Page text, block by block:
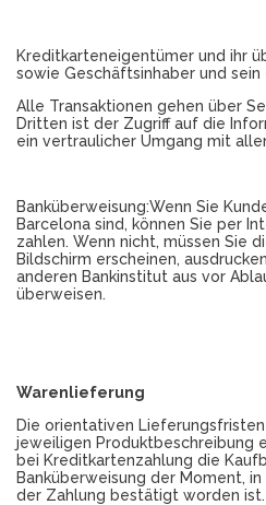
Kreditkarteneigentümer und ihr
sowie Geschäftsinhaber und
Alle Transaktionen gehen über
Dritten ist der Zugriff auf die
ein vertraulicher Umgang mit
Banküberweisung:Wenn Sie
Barcelona sind, können Sie per
zahlen. Wenn nicht, müssen Sie
Bildschirm erscheinen,
anderen Bankinstitut aus vor
überweisen.
Warenlieferung
Die orientativen
jeweiligen Produktbeschreibung
bei Kreditkartenzahlung die
Banküberweisung der Moment,
der Zahlung bestätigt worden ist.